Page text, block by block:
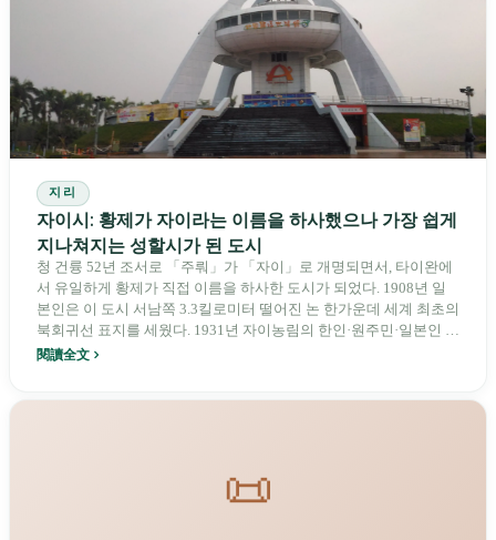
지리
자이시: 황제가 자이라는 이름을 하사했으나 가장 쉽게
지나쳐지는 성할시가 된 도시
청 건륭 52년 조서로 「주뤄」가 「자이」로 개명되면서, 타이완에
서 유일하게 황제가 직접 이름을 하사한 도시가 되었다. 1908년 일
본인은 이 도시 서남쪽 3.3킬로미터 떨어진 논 한가운데 세계 최초의
북회귀선 표지를 세웠다. 1931년 자이농림의 한인·원주민·일본인 혼
성팀은 고시엔에 진출해 준우승을 차지했다. 1947년 3월 25일, 화가
閱讀全文
📜